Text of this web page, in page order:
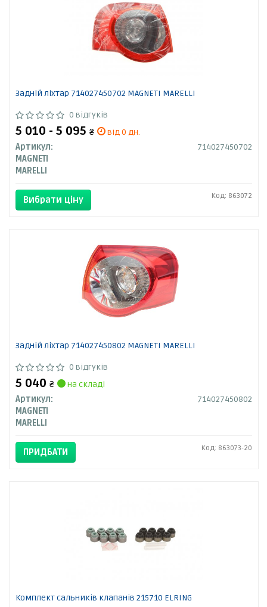
Задній ліхтар 714027450702 MAGNETI MARELLI
0 відгуків
5 010 - 5 095 ₴
від 0 дн.
Артикул:
714027450702
MAGNETI
MARELLI
Вибрати ціну Код: 863072
Задній ліхтар 714027450802 MAGNETI MARELLI
0 відгуків
5 040 ₴
на складі
Артикул:
714027450802
MAGNETI
MARELLI
ПРИДБАТИ Код: 863073-20
Комплект сальників клапанів 215710 ELRING